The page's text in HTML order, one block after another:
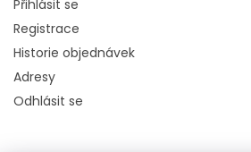
Přihlásit se
Registrace
Historie objednávek
Adresy
Odhlásit se